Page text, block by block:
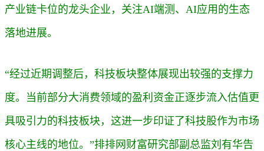
产业链卡位的龙头企业，关注AI端测、AI应用的生态
落地进展。
“经过近期调整后，科技板块整体展现出较强的支撑力
度。当前部分大消费领域的盈利资金正逐步流入估值更
具吸引力的科技板块，这进一步印证了科技股作为市场
核心主线的地位。”排排网财富研究部副总监刘有华告